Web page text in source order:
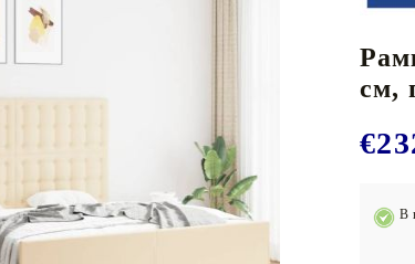
Кардио
Йога и пилатес
Лежанки за упражнения
Подложки за фитнес уреди
Лостове за набиране
Силови кули
см,
В